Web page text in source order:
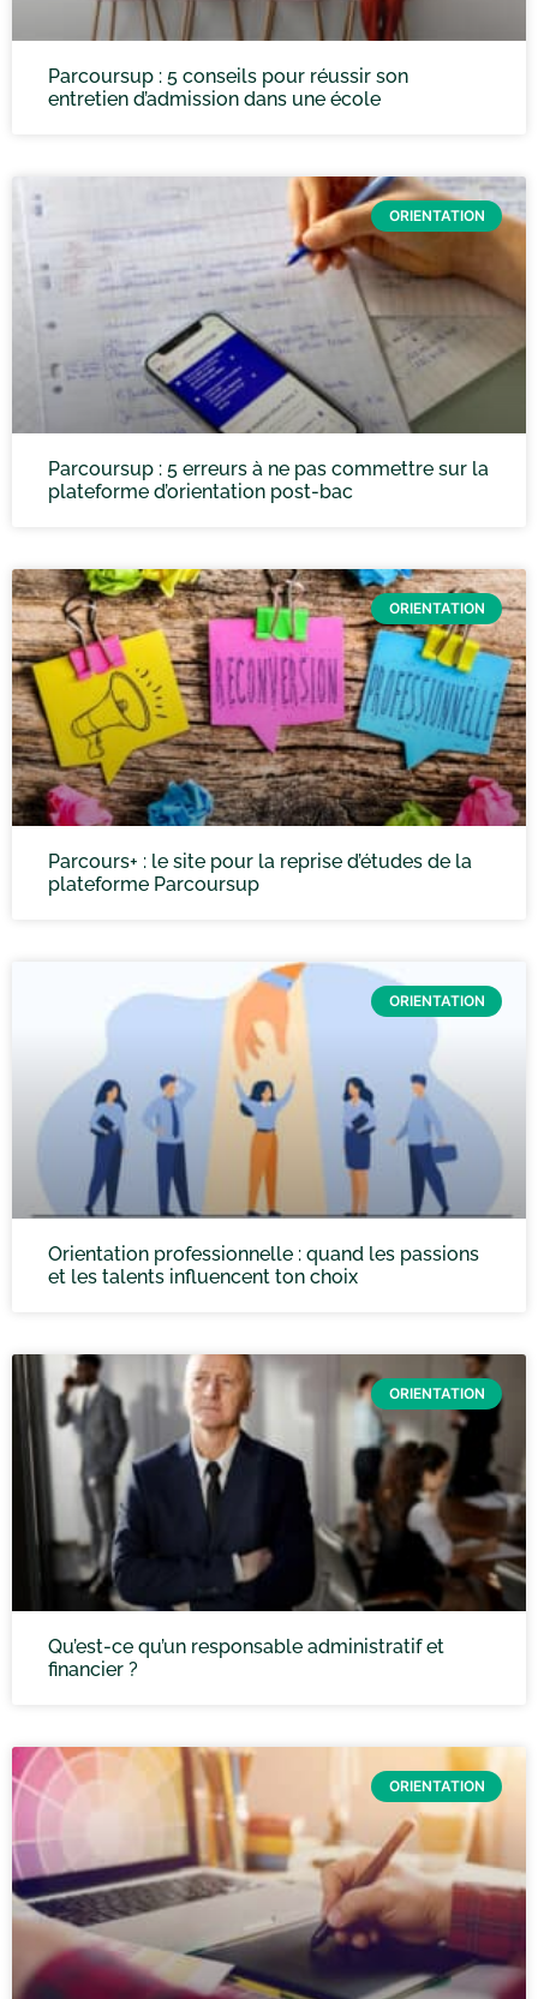
Parcoursup : 5 conseils pour réussir son
entretien d’admission dans une école
ORIENTATION
Parcoursup : 5 erreurs à ne pas commettre sur la
plateforme d’orientation post-bac
ORIENTATION
Parcours+ : le site pour la reprise d’études de la
plateforme Parcoursup
ORIENTATION
Orientation professionnelle : quand les passions
et les talents influencent ton choix
ORIENTATION
Qu’est-ce qu’un responsable administratif et
financier ?
ORIENTATION